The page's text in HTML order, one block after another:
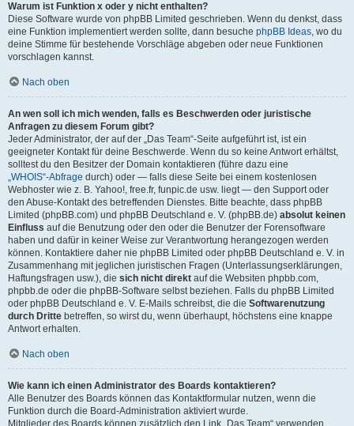
Warum ist Funktion x oder y nicht enthalten?
Diese Software wurde von phpBB Limited geschrieben. Wenn du denkst, dass
eine Funktion implementiert werden sollte, dann besuche phpBB Ideas, wo du
deine Stimme für bestehende Vorschläge abgeben oder neue Funktionen
vorschlagen kannst.
Nach oben
An wen soll ich mich wenden, falls es Beschwerden oder juristische
Anfragen zu diesem Forum gibt?
Jeder Administrator, der auf der „Das Team“-Seite aufgeführt ist, ist ein
geeigneter Kontakt für deine Beschwerde. Wenn du so keine Antwort erhältst,
solltest du den Besitzer der Domain kontaktieren (führe dazu eine
„WHOIS“-Abfrage durch) oder — falls diese Seite bei einem kostenlosen
Webhoster wie z. B. Yahoo!, free.fr, funpic.de usw. liegt — den Support oder
den Abuse-Kontakt des betreffenden Dienstes. Bitte beachte, dass phpBB
Limited (phpBB.com) und phpBB Deutschland e. V. (phpBB.de) absolut keinen
Einfluss auf die Benutzung oder den oder die Benutzer der Forensoftware
haben und dafür in keiner Weise zur Verantwortung herangezogen werden
können. Kontaktiere daher nie phpBB Limited oder phpBB Deutschland e. V. in
Zusammenhang mit jeglichen juristischen Fragen (Unterlassungserklärungen,
Haftungsfragen usw.), die sich nicht direkt auf die Websiten phpbb.com,
phpbb.de oder die phpBB-Software selbst beziehen. Falls du phpBB Limited
oder phpBB Deutschland e. V. E-Mails schreibst, die die Softwarenutzung
durch Dritte betreffen, so wirst du, wenn überhaupt, höchstens eine knappe
Antwort erhalten.
Nach oben
Wie kann ich einen Administrator des Boards kontaktieren?
Alle Benutzer des Boards können das Kontaktformular nutzen, wenn die
Funktion durch die Board-Administration aktiviert wurde.
Mitglieder des Boards können zusätzlich den Link „Das Team“ verwenden.